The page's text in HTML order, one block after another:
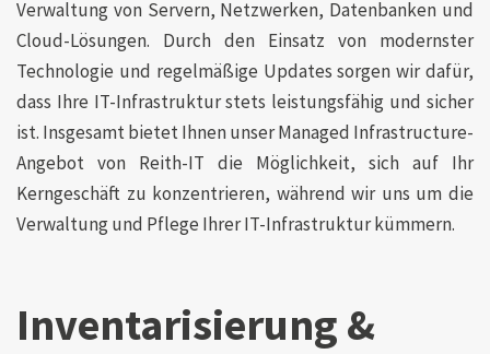
Verwaltung von Servern, Netzwerken, Datenbanken und
Cloud-Lösungen. Durch den Einsatz von modernster
Technologie und regelmäßige Updates sorgen wir dafür,
dass Ihre IT-Infrastruktur stets leistungsfähig und sicher
ist. Insgesamt bietet Ihnen unser Managed Infrastructure-
Angebot von Reith-IT die Möglichkeit, sich auf Ihr
Kerngeschäft zu konzentrieren, während wir uns um die
Verwaltung und Pflege Ihrer IT-Infrastruktur kümmern.
Inventarisierung &